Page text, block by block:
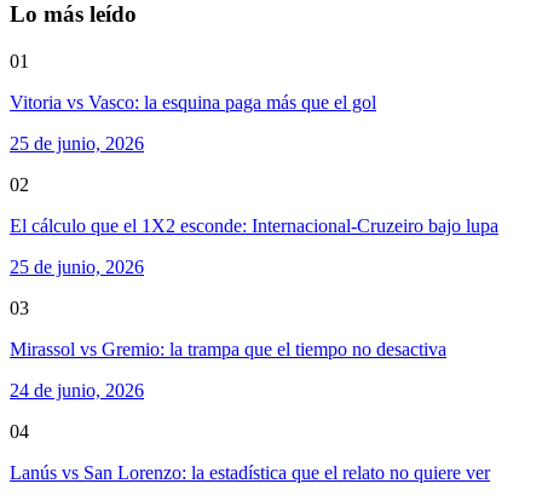
Lo más leído
01
Vitoria vs Vasco: la esquina paga más que el gol
25 de junio, 2026
02
El cálculo que el 1X2 esconde: Internacional-Cruzeiro bajo lupa
25 de junio, 2026
03
Mirassol vs Gremio: la trampa que el tiempo no desactiva
24 de junio, 2026
04
Lanús vs San Lorenzo: la estadística que el relato no quiere ver